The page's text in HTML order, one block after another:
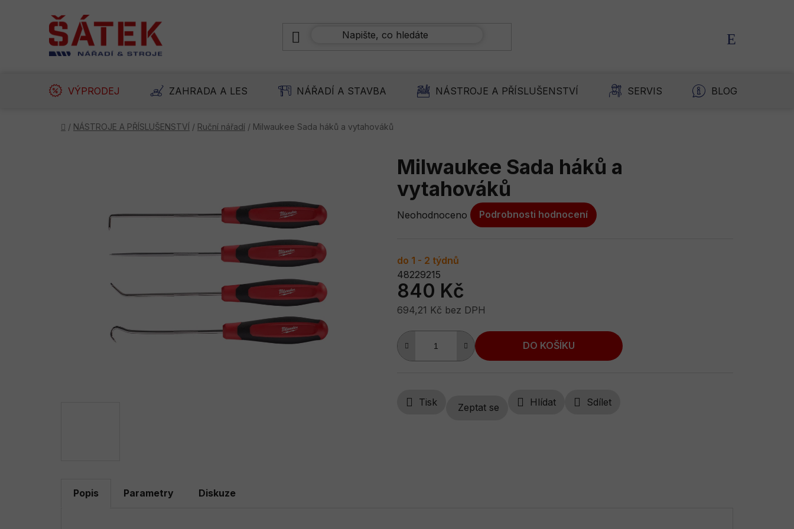
VÝPRODEJ ZAHRADA A LES NÁŘADÍ A STAVBA NÁSTROJE A PŘÍSLUŠENSTVÍ SERVIS BLOG
Domů
/ NÁSTROJE A PŘÍSLUŠENSTVÍ / Ruční nářadí / Milwaukee Sada háků a vytahováků
Milwaukee Sada háků a
vytahováků
Průměrné
je
0,0
z
5
Neohodnoceno Podrobnosti hodnocení
do 1 - 2 týdnů
48229215
840 Kč
694,21 Kč bez DPH
Měrná cena:
DO KOŠÍKU
Tisk Zeptat se Hlídat Sdílet
Popis Parametry Diskuze